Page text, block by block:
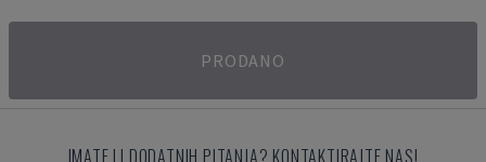
PRODANO
IMATE LI DODATNIH PITANJA? KONTAKTIRAJTE NAS!